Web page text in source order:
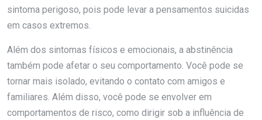
sintoma perigoso, pois pode levar a pensamentos suicidas
em casos extremos.
Além dos sintomas físicos e emocionais, a abstinência
também pode afetar o seu comportamento. Você pode se
tornar mais isolado, evitando o contato com amigos e
familiares. Além disso, você pode se envolver em
comportamentos de risco, como dirigir sob a influência de